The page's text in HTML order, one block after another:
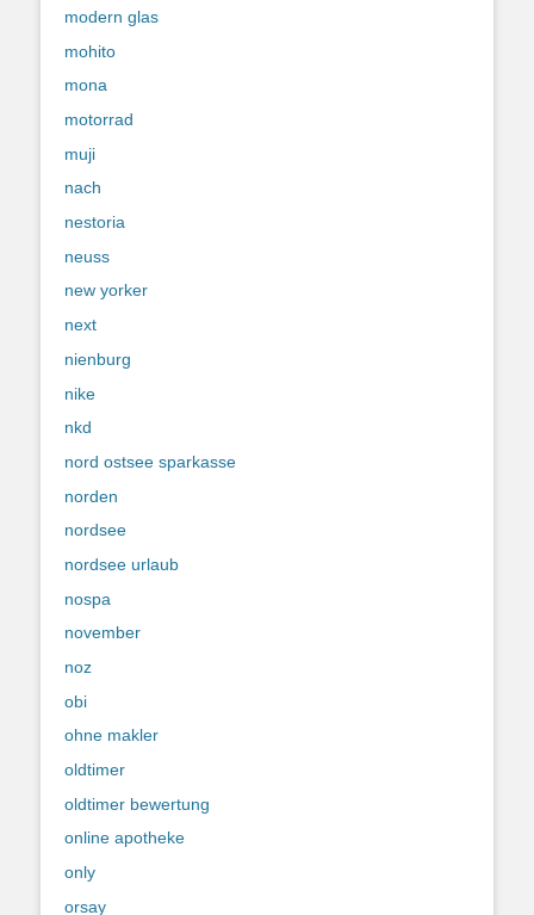
modern glas
mohito
mona
motorrad
muji
nach
nestoria
neuss
new yorker
next
nienburg
nike
nkd
nord ostsee sparkasse
norden
nordsee
nordsee urlaub
nospa
november
noz
obi
ohne makler
oldtimer
oldtimer bewertung
online apotheke
only
orsay